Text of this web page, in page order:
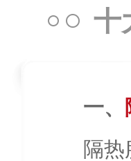
十
一、
隔